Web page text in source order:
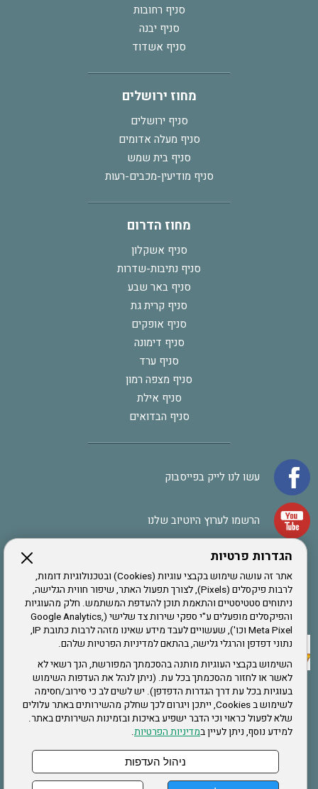
הגדרות פרטיות
אתר זה עושה שימוש בקבצי עוגיות (Cookies) ובטכנולוגיות דומות,
לרבות פיקסלים (Pixels), לצורך תפעול האתר, שיפור חווית הגלישה,
ניתוחים סטטיסטיים והתאמת תוכן להעדפת המשתמש. חלק מהעוגיות
והפיקסלים מופעלים ע"י ספקי שירות צד שלישי (Google Analytics,
Meta Pixel וכו'), שעשויים לעבד מידע שאינו מזהה לרבות כתובת IP,
נתוני דפדפן והרגלי גלישה, בהתאם למדיניות הפרטיות שלהם.
השימוש בקבצי העוגיות מותנה בהסכמתך המפורשת, הנך רשאי לא
לאשר או לחזור מהסכמתך בכל עת. (ניתן לנהל את העדפות השימוש
בעוגיות בכל עת דרך הגדרות הדפדפן). יש לשים לב כי סירוב/חסימה
לשימוש ב Cookies, ייתכן ויגרום לכך שחלק מהשירותים באתר עלולים
שלא לפעול כראוי וכי הדבר ישפיע באיכות ובזמינות השירותים באתר.
למידע נוסף, ניתן לעיין במדיניות הפרטיות.
ניהול העדפות
סניף רחובות
סניף יבנה
סניף אשדוד
מחוז ירושלים
סניף ירושלים
סניף מעלה אדומים
סניף בית שמש
סניף מודיעין-מכבים-רעות
מחוז הדרום
סניף אשקלון
סניף נתיבות-שדרות
סניף באר שבע
סניף קרית גת
סניף אופקים
סניף דימונה
סניף ערד
סניף מצפה רמון
סניף אילת
סניף הבדואים
עשו לנו לייק בפייסבוק
הרשמו לערוץ היוטיוב שלנו
אתר צה"ל
תקנון האתר
שירותים
תעסוקה
בריאות